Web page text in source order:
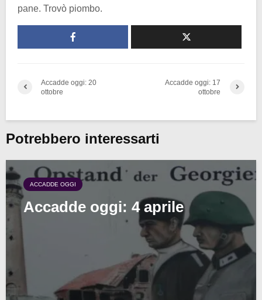
pane. Trovò piombo.
Accadde oggi: 20
ottobre
Accadde oggi: 17
ottobre
Potrebbero interessarti
ACCADDE OGGI
Accadde oggi: 4 aprile